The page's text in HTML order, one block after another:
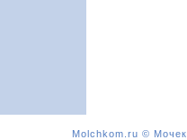
Molchkom.ru ©